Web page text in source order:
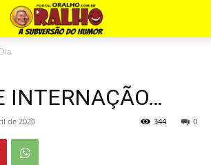
INTERNAÇÃO…
de 2020 0
344